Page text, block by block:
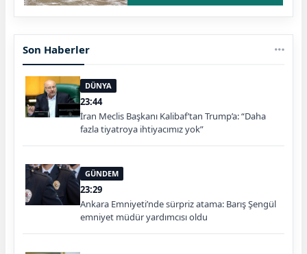
Son Haberler
DÜNYA
23:44
İran Meclis Başkanı Kalibaf’tan Trump’a: “Daha
fazla tiyatroya ihtiyacımız yok”
GÜNDEM
23:29
Ankara Emniyeti’nde sürpriz atama: Barış Şengül
emniyet müdür yardımcısı oldu